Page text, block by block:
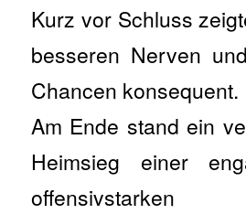
Kurz vor Schluss
besseren Nerven
Chancen konsequent.
Am Ende stand ein
Heimsieg einer